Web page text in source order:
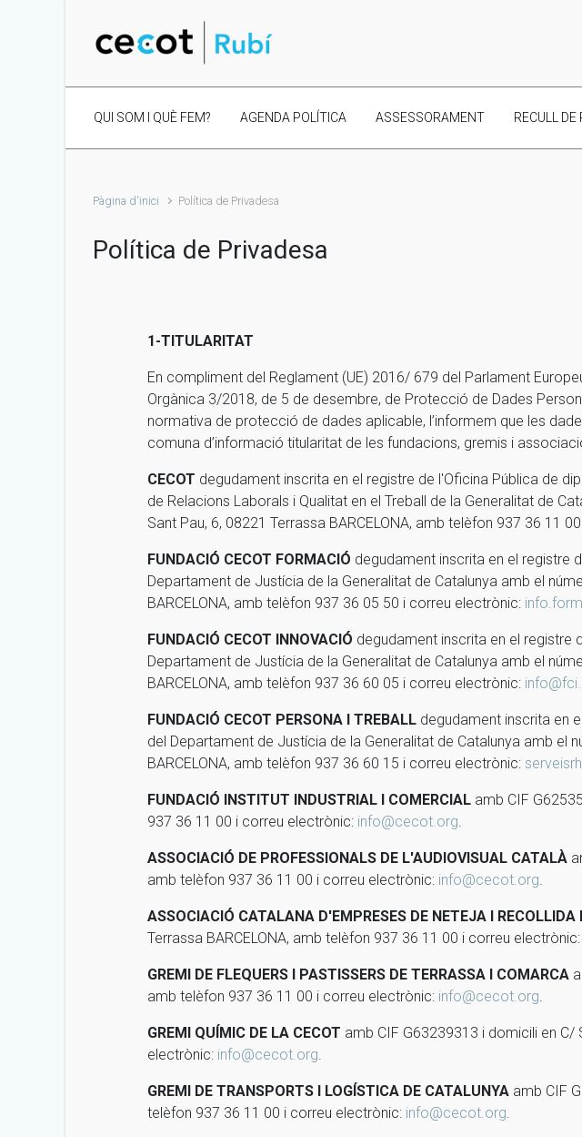
QUI SOM I QUÈ FEM? AGENDA POLÍTICA ASSESSORAMENT RECULL DE
Pàgina d'inici Política de Privadesa
Política de Privadesa
1-TITULARITAT
En compliment del Reglament (UE) 2016/ 679 del Parlament
Orgànica 3/2018, de 5 de desembre, de Protecció de Dades
normativa de protecció de dades aplicable, l’informem que les
comuna d’informació titularitat de les fundacions, gremis i
CECOT degudament inscrita en el registre de l'Oficina Pública de
de Relacions Laborals i Qualitat en el Treball de la Generalitat de
Sant Pau, 6, 08221 Terrassa BARCELONA, amb telèfon 937 36 11
FUNDACIÓ CECOT FORMACIÓ degudament inscrita en el registre
Departament de Justícia de la Generalitat de Catalunya amb el
BARCELONA, amb telèfon 937 36 05 50 i correu electrònic:
FUNDACIÓ CECOT INNOVACIÓ degudament inscrita en el registre
Departament de Justícia de la Generalitat de Catalunya amb el
BARCELONA, amb telèfon 937 36 60 05 i correu electrònic:
FUNDACIÓ CECOT PERSONA I TREBALL degudament inscrita en
del Departament de Justícia de la Generalitat de Catalunya amb el
BARCELONA, amb telèfon 937 36 60 15 i correu electrònic:
FUNDACIÓ INSTITUT INDUSTRIAL I COMERCIAL amb CIF
937 36 11 00 i correu electrònic: info@cecot.org.
ASSOCIACIÓ DE PROFESSIONALS DE L'AUDIOVISUAL CATALÀ
amb telèfon 937 36 11 00 i correu electrònic: info@cecot.org.
ASSOCIACIÓ CATALANA D'EMPRESES DE NETEJA I RECOLLIDA
Terrassa BARCELONA, amb telèfon 937 36 11 00 i correu electrònic:
GREMI DE FLEQUERS I PASTISSERS DE TERRASSA I COMARCA
amb telèfon 937 36 11 00 i correu electrònic: info@cecot.org.
GREMI QUÍMIC DE LA CECOT amb CIF G63239313 i domicili en C/
electrònic: info@cecot.org.
GREMI DE TRANSPORTS I LOGÍSTICA DE CATALUNYA amb CIF
telèfon 937 36 11 00 i correu electrònic: info@cecot.org.